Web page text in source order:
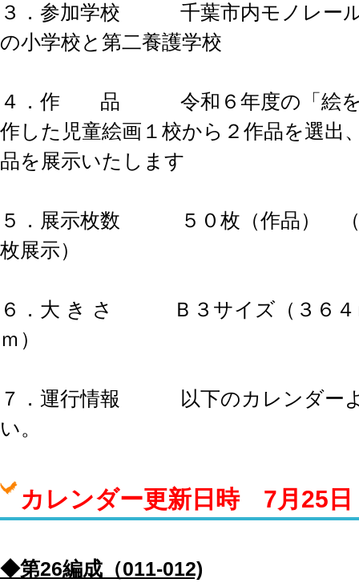
３．参加学校 千葉市内モノレール
の小学校と第二養護学校
４．作 品 令和６年度の「絵を
作した児童絵画１校から２作品を選出
品を展示いたします
５．展示枚数 ５０枚（作品） （
枚展示）
６．大 き さ Ｂ３サイズ（３６４
ｍ）
７．運行情報 以下のカレンダーよ
い。
カレンダー更新日時 7月25日
◆第26編成（011-012)